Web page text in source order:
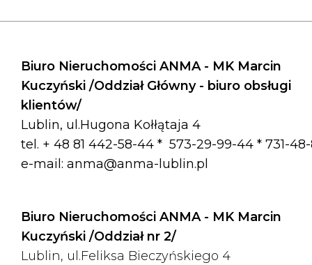
Biuro Nieruchomości ANMA - MK Marcin
Kuczyński /Oddział Główny - biuro obsługi
klientów/
Lublin, ul.Hugona Kołłątaja 4
tel. + 48 81 442-58-44 * 573-29-99-44 * 731-
e-mail: anma@anma-lublin.pl
Biuro Nieruchomości ANMA - MK Marcin
Kuczyński /Oddział nr 2/
Lublin, ul.Feliksa Bieczyńskiego 4